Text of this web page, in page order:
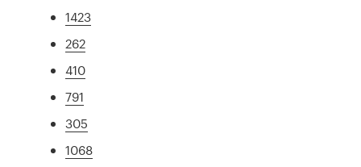
1423
262
410
791
305
1068